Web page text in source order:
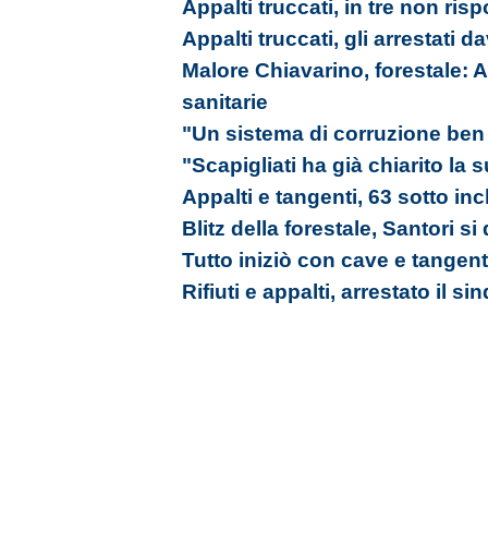
Appalti truccati, in tre non
Appalti truccati, gli arrestati
Malore Chiavarino, forestale:
sanitarie
"Un sistema di corruzione
"Scapigliati ha già chiarito la
Appalti e tangenti, 63 sotto
Blitz della forestale, Santori si
Tutto iniziò con cave e
Rifiuti e appalti, arrestato il